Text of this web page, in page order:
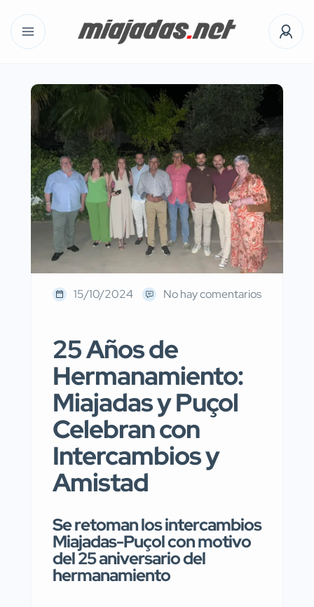
15/10/2024 No hay comentarios
25 Años de
Hermanamiento:
Miajadas y Puçol
Celebran con
Intercambios y
Amistad
Se retoman los intercambios
Miajadas-Puçol con motivo
del 25 aniversario del
hermanamiento